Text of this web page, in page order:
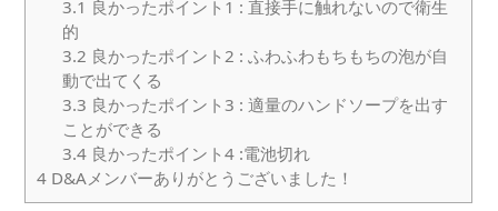
3.1 良かったポイント1 : 直接手に触れないので衛生
的
3.2 良かったポイント2 : ふわふわもちもちの泡が自
動で出てくる
3.3 良かったポイント3 : 適量のハンドソープを出す
ことができる
3.4 良かったポイント4 :電池切れ
4 D&Aメンバーありがとうございました！